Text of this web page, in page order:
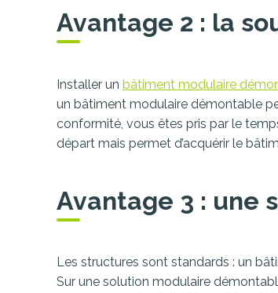
Avantage 2 : la
Installer un bâtiment modulaire
un bâtiment modulaire démontable
conformité, vous êtes pris par le
départ mais permet d’acquérir le
Avantage 3 : une
Les structures sont standards : un
Sur une solution modulaire